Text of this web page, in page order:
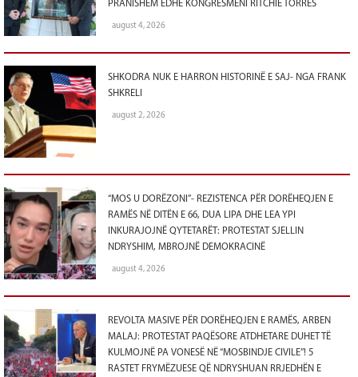
PRANISHËM EDHE KONGRESMENI RITCHIE TORRES
august 4, 2026
SHKODRA NUK E HARRON HISTORINË E SAJ- NGA FRANK
SHKRELI
august 2, 2026
“MOS U DORËZONI”- REZISTENCA PËR DORËHEQJEN E
RAMËS NË DITËN E 66, DUA LIPA DHE LEA YPI
INKURAJOJNË QYTETARËT: PROTESTAT SJELLIN
NDRYSHIM, MBROJNË DEMOKRACINË
august 4, 2026
REVOLTA MASIVE PËR DORËHEQJEN E RAMËS, ARBEN
MALAJ: PROTESTAT PAQËSORE ATDHETARE DUHET TË
KULMOJNË PA VONESË NË “MOSBINDJE CIVILE”! 5
RASTET FRYMËZUESE QË NDRYSHUAN RRJEDHËN E